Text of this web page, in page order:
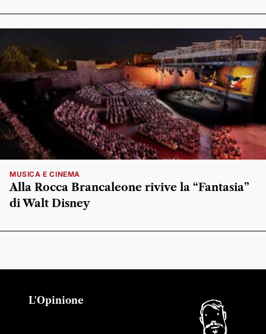
MUSICA E CINEMA
Alla Rocca Brancaleone rivive la “Fantasia”
di Walt Disney
L'Opinione